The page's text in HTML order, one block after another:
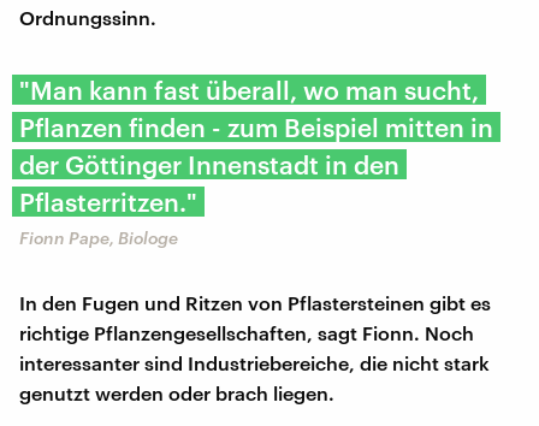
Ordnungssinn.
"Man kann fast überall, wo man sucht,
Pflanzen finden - zum Beispiel mitten in
der Göttinger Innenstadt in den
Pflasterritzen."
Fionn Pape, Biologe
In den Fugen und Ritzen von Pflastersteinen gibt es
richtige Pflanzengesellschaften, sagt Fionn. Noch
interessanter sind Industriebereiche, die nicht stark
genutzt werden oder brach liegen.